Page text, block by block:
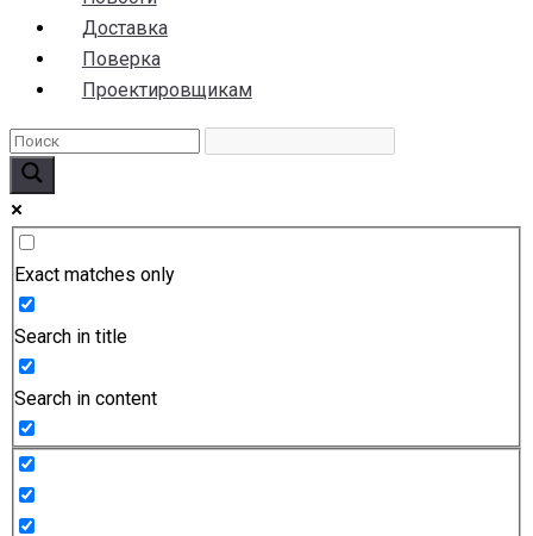
Доставка
Поверка
Проектировщикам
Exact matches only
Search in title
Search in content